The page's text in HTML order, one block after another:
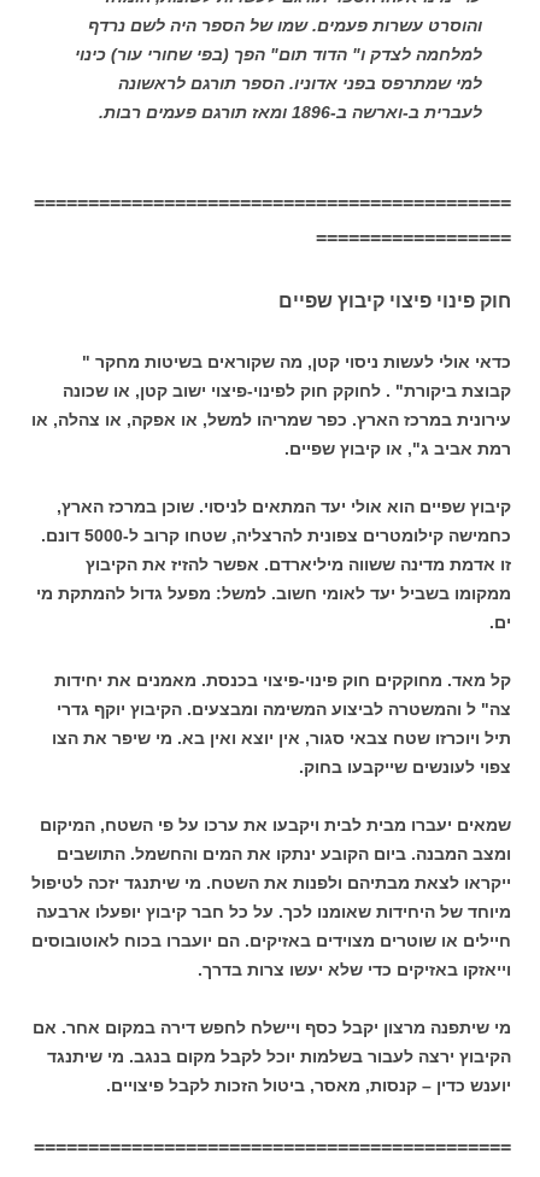
והוסרט עשרות פעמים. שמו של הספר היה לשם נרדף
למלחמה לצדק ו" הדוד תום" הפך (בפי שחורי עור) כינוי
למי שמתרפס בפני אדוניו. הספר תורגם לראשונה
לעברית ב-וארשה ב-1896 ומאז תורגם פעמים רבות.
============================================
==================
חוק פינוי פיצוי קיבוץ שפיים
כדאי אולי לעשות ניסוי קטן, מה שקוראים בשיטות מחקר "
קבוצת ביקורת" . לחוקק חוק לפינוי-פיצוי ישוב קטן, או שכונה
עירונית במרכז הארץ. כפר שמריהו למשל, או אפקה, או צהלה, או
רמת אביב ג", או קיבוץ שפיים.
קיבוץ שפיים הוא אולי יעד המתאים לניסוי. שוכן במרכז הארץ,
כחמישה קילומטרים צפונית להרצליה, שטחו קרוב ל-5000 דונם.
זו אדמת מדינה ששווה מיליארדם. אפשר להזיז את הקיבוץ
ממקומו בשביל יעד לאומי חשוב. למשל: מפעל גדול להמתקת מי
ים.
קל מאד. מחוקקים חוק פינוי-פיצוי בכנסת. מאמנים את יחידות
צה" ל והמשטרה לביצוע המשימה ומבצעים. הקיבוץ יוקף גדרי
תיל ויוכרזו שטח צבאי סגור, אין יוצא ואין בא. מי שיפר את הצו
צפוי לעונשים שייקבעו בחוק.
שמאים יעברו מבית לבית ויקבעו את ערכו על פי השטח, המיקום
ומצב המבנה. ביום הקובע ינתקו את המים והחשמל. התושבים
ייקראו לצאת מבתיהם ולפנות את השטח. מי שיתנגד יזכה לטיפול
מיוחד של היחידות שאומנו לכך. על כל חבר קיבוץ יופעלו ארבעה
חיילים או שוטרים מצוידים באזיקים. הם יועברו בכוח לאוטובוסים
וייאזקו באזיקים כדי שלא יעשו צרות בדרך.
מי שיתפנה מרצון יקבל כסף ויישלח לחפש דירה במקום אחר. אם
הקיבוץ ירצה לעבור בשלמות יוכל לקבל מקום בנגב. מי שיתנגד
יוענש כדין – קנסות, מאסר, ביטול הזכות לקבל פיצויים.
============================================